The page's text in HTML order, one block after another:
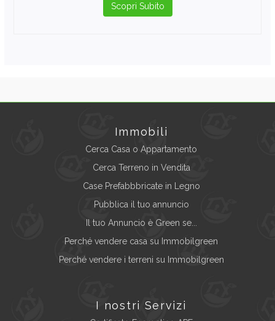
Scopri Subito
Immobili
Cerca Casa o Appartamento
Cerca Terreno in Vendita
Case Prefabbbricate in Legno
Pubblica il tuo annuncio
Il tuo Annuncio è Green se...
Perché vendere casa su Immobilgreen
Perché vendere i terreni su Immobilgreen
I nostri Servizi